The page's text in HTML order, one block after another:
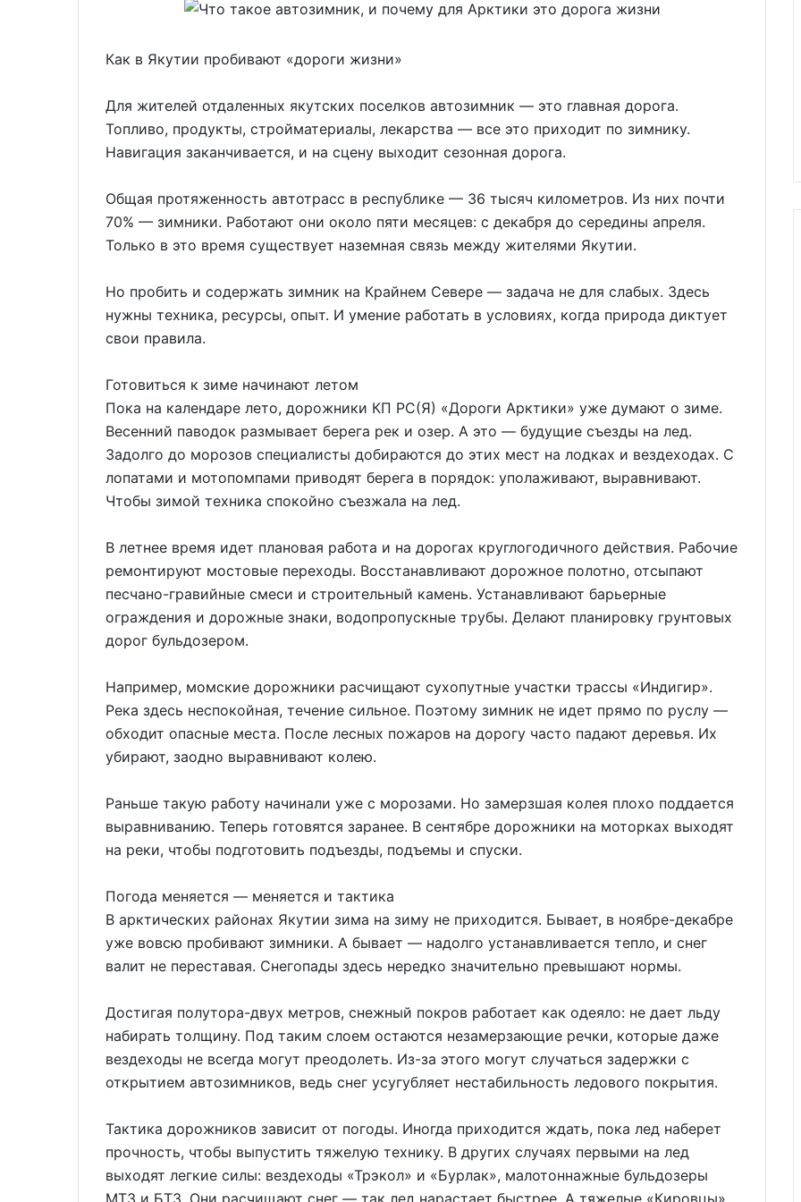
Как в Якутии пробивают «дороги жизни»
Для жителей отдаленных якутских поселков автозимник — это главная дорога.
Топливо, продукты, стройматериалы, лекарства — все это приходит по зимнику.
Навигация заканчивается, и на сцену выходит сезонная дорога.
Общая протяженность автотрасс в республике — 36 тысяч километров. Из них почти
70% — зимники. Работают они около пяти месяцев: с декабря до середины апреля.
Только в это время существует наземная связь между жителями Якутии.
Но пробить и содержать зимник на Крайнем Севере — задача не для слабых. Здесь
нужны техника, ресурсы, опыт. И умение работать в условиях, когда природа диктует
свои правила.
Готовиться к зиме начинают летом
Пока на календаре лето, дорожники КП РС(Я) «Дороги Арктики» уже думают о зиме.
Весенний паводок размывает берега рек и озер. А это — будущие съезды на лед.
Задолго до морозов специалисты добираются до этих мест на лодках и вездеходах. С
лопатами и мотопомпами приводят берега в порядок: уполаживают, выравнивают.
Чтобы зимой техника спокойно съезжала на лед.
В летнее время идет плановая работа и на дорогах круглогодичного действия. Рабочие
ремонтируют мостовые переходы. Восстанавливают дорожное полотно, отсыпают
песчано-гравийные смеси и строительный камень. Устанавливают барьерные
ограждения и дорожные знаки, водопропускные трубы. Делают планировку грунтовых
дорог бульдозером.
Например, момские дорожники расчищают сухопутные участки трассы «Индигир».
Река здесь неспокойная, течение сильное. Поэтому зимник не идет прямо по руслу —
обходит опасные места. После лесных пожаров на дорогу часто падают деревья. Их
убирают, заодно выравнивают колею.
Раньше такую работу начинали уже с морозами. Но замерзшая колея плохо поддается
выравниванию. Теперь готовятся заранее. В сентябре дорожники на моторках выходят
на реки, чтобы подготовить подъезды, подъемы и спуски.
Погода меняется — меняется и тактика
В арктических районах Якутии зима на зиму не приходится. Бывает, в ноябре-декабре
уже вовсю пробивают зимники. А бывает — надолго устанавливается тепло, и снег
валит не переставая. Снегопады здесь нередко значительно превышают нормы.
Достигая полутора-двух метров, снежный покров работает как одеяло: не дает льду
набирать толщину. Под таким слоем остаются незамерзающие речки, которые даже
вездеходы не всегда могут преодолеть. Из-за этого могут случаться задержки с
открытием автозимников, ведь снег усугубляет нестабильность ледового покрытия.
Тактика дорожников зависит от погоды. Иногда приходится ждать, пока лед наберет
прочность, чтобы выпустить тяжелую технику. В других случаях первыми на лед
выходят легкие силы: вездеходы «Трэкол» и «Бурлак», малотоннажные бульдозеры
МТЗ и БТЗ. Они расчищают снег — так лед нарастает быстрее. А тяжелые «Кировцы»